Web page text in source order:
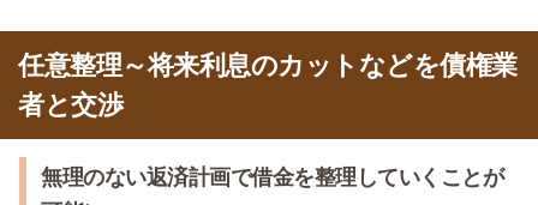
任意整理～将来利息のカットなどを債権業
者と交渉
無理のない返済計画で借金を整理していくことが